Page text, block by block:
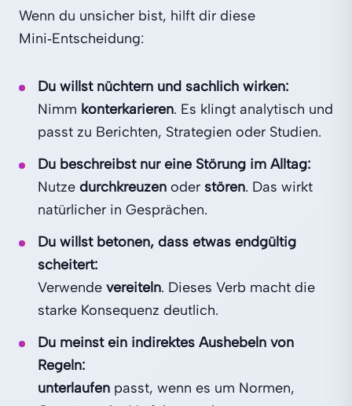
Wenn du unsicher bist, hilft dir diese
Mini‑Entscheidung:
Du willst nüchtern und sachlich wirken:
Nimm konterkarieren. Es klingt analytisch und
passt zu Berichten, Strategien oder Studien.
Du beschreibst nur eine Störung im Alltag:
Nutze durchkreuzen oder stören. Das wirkt
natürlicher in Gesprächen.
Du willst betonen, dass etwas endgültig
scheitert:
Verwende vereiteln. Dieses Verb macht die
starke Konsequenz deutlich.
Du meinst ein indirektes Aushebeln von
Regeln:
unterlaufen passt, wenn es um Normen,